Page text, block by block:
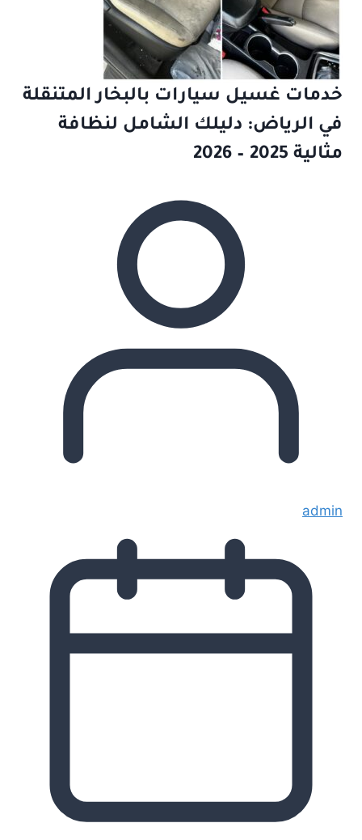
خدمات غسيل سيارات بالبخار المتنقلة
في الرياض: دليلك الشامل لنظافة
مثالية 2025 – 2026
admin